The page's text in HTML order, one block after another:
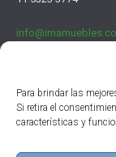
Para brindar las
Si retira el
características y